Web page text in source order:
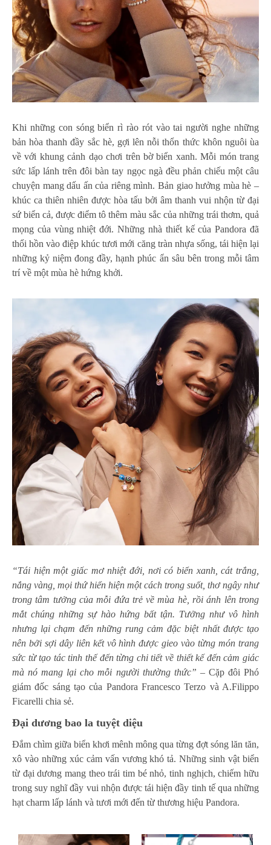
Khi những con sóng biển rì rào rót vào tai người nghe những
bản hòa thanh đầy sắc hè, gợi lên nỗi thổn thức khôn nguôi ùa
về với khung cảnh dạo chơi trên bờ biển xanh. Mỗi món trang
sức lấp lánh trên đôi bàn tay ngọc ngà đều phản chiếu một câu
chuyện mang dấu ấn của riêng mình. Bản giao hưởng mùa hè –
khúc ca thiên nhiên được hòa tấu bởi âm thanh vui nhộn từ đại
sứ biển cả, được điểm tô thêm màu sắc của những trái thơm, quả
mọng của vùng nhiệt đới. Những nhà thiết kế của Pandora đã
thổi hồn vào điệp khúc tươi mới căng tràn nhựa sống, tái hiện lại
những kỷ niệm đong đầy, hạnh phúc ẩn sâu bên trong mỗi tâm
trí về một mùa hè hứng khởi.
“Tái hiện một giấc mơ nhiệt đới, nơi có biển xanh, cát trắng,
nắng vàng, mọi thứ hiển hiện một cách trong suốt, thơ ngây như
trong tâm tưởng của mỗi đứa trẻ về mùa hè, rồi ánh lên trong
mắt chúng những sự hào hứng bất tận. Tưởng như vô hình
nhưng lại chạm đến những rung cảm đặc biệt nhất được tạo
nên bởi sợi dây liên kết vô hình được gieo vào từng món trang
sức từ tạo tác tinh thế đến từng chi tiết về thiết kế đến cảm giác
mà nó mang lại cho mỗi người thường thức” – Cặp đôi Phó
giám đốc sáng tạo của Pandora Francesco Terzo và A.Filippo
Ficarelli chia sẻ.
Đại dương bao la tuyệt diệu
Đắm chìm giữa biển khơi mênh mông qua từng đợt sóng lăn tăn,
xô vào những xúc cảm vấn vương khó tả. Những sinh vật biển
từ đại dương mang theo trái tim bé nhỏ, tinh nghịch, chiếm hữu
trong suy nghĩ đầy vui nhộn được tái hiện đầy tinh tế qua những
hạt charm lấp lánh và tươi mới đến từ thương hiệu Pandora.